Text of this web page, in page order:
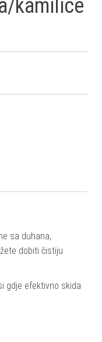
kamilice
sa duhana,
dobiti čistiju
gdje efektivno skida